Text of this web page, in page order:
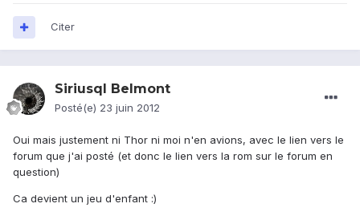
Citer
Siriusql Belmont
Posté(e) 23 juin 2012
Oui mais justement ni Thor ni moi n'en avions, avec le lien vers le
forum que j'ai posté (et donc le lien vers la rom sur le forum en
question)
Ca devient un jeu d'enfant :)